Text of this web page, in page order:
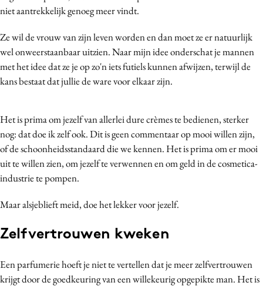
niet aantrekkelijk genoeg meer vindt.
Ze wil de vrouw van zijn leven worden en dan moet ze er natuurlijk
wel onweerstaanbaar uitzien. Naar mijn idee onderschat je mannen
met het idee dat ze je op zo'n iets futiels kunnen afwijzen, terwijl de
kans bestaat dat jullie de ware voor elkaar zijn.
Het is prima om jezelf van allerlei dure crèmes te bedienen, sterker
nog: dat doe ik zelf ook. Dit is geen commentaar op mooi willen zijn,
of de schoonheidsstandaard die we kennen. Het is prima om er mooi
uit te willen zien, om jezelf te verwennen en om geld in de cosmetica-
industrie te pompen.
Maar alsjeblieft meid, doe het lekker voor jezelf.
Zelfvertrouwen kweken
Een parfumerie hoeft je niet te vertellen dat je meer zelfvertrouwen
krijgt door de goedkeuring van een willekeurig opgepikte man. Het is